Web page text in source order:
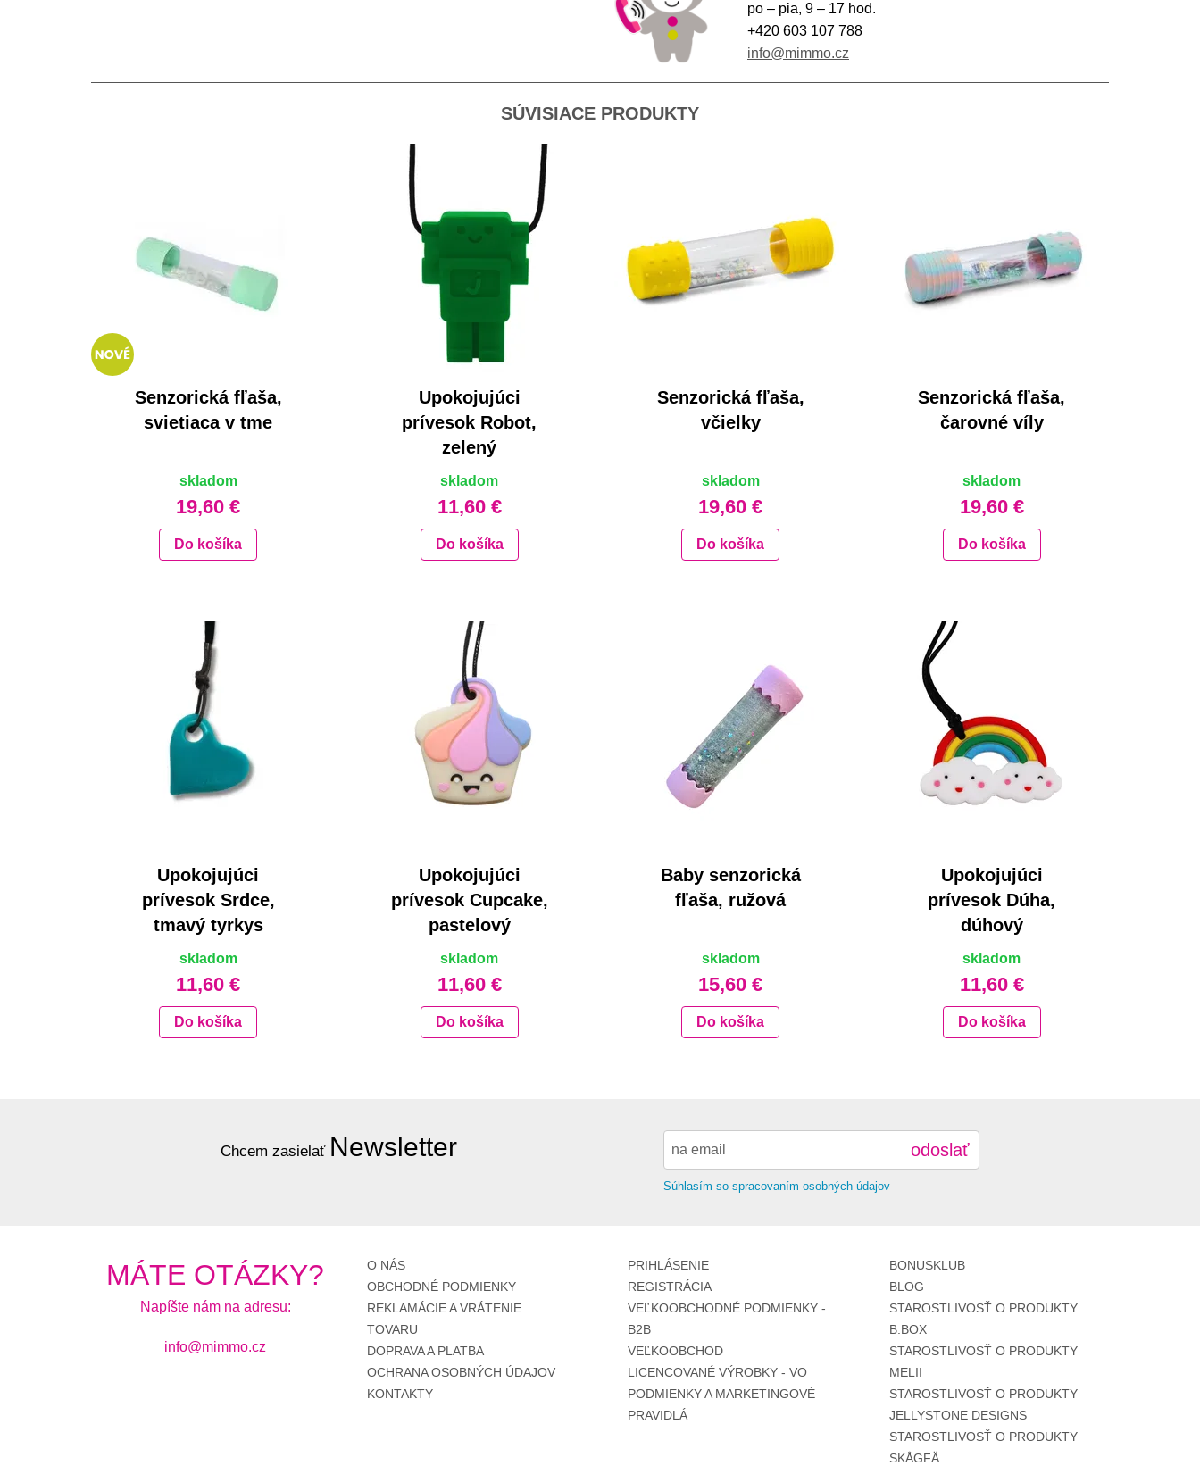
po – pia, 9 – 17 hod.
+420 603 107 788
info@mimmo.cz
SÚVISIACE PRODUKTY
Senzorická fľaša,
svietiaca v tme
skladom
19,60 €
Do košíka
Upokojujúci
prívesok Robot,
zelený
skladom
11,60 €
Do košíka
Senzorická fľaša,
včielky
skladom
19,60 €
Do košíka
Senzorická fľaša,
čarovné víly
skladom
19,60 €
Do košíka
Upokojujúci
prívesok Srdce,
tmavý tyrkys
skladom
11,60 €
Do košíka
Upokojujúci
prívesok Cupcake,
pastelový
skladom
11,60 €
Do košíka
Baby senzorická
fľaša, ružová
skladom
15,60 €
Do košíka
Upokojujúci
prívesok Dúha,
dúhový
skladom
11,60 €
Do košíka
Chcem zasielať Newsletter odoslať
Súhlasím so spracovaním osobných údajov
MÁTE OTÁZKY?
Napíšte nám na adresu:
info@mimmo.cz
O NÁS
OBCHODNÉ PODMIENKY
REKLAMÁCIE A VRÁTENIE
TOVARU
DOPRAVA A PLATBA
OCHRANA OSOBNÝCH ÚDAJOV
KONTAKTY
PRIHLÁSENIE
REGISTRÁCIA
VEĽKOOBCHODNÉ PODMIENKY -
B2B
VEĽKOOBCHOD
LICENCOVANÉ VÝROBKY - VO
PODMIENKY A MARKETINGOVÉ
PRAVIDLÁ
BONUSKLUB
BLOG
STAROSTLIVOSŤ O PRODUKTY
B.BOX
STAROSTLIVOSŤ O PRODUKTY
MELII
STAROSTLIVOSŤ O PRODUKTY
JELLYSTONE DESIGNS
STAROSTLIVOSŤ O PRODUKTY
SKÅGFÄ